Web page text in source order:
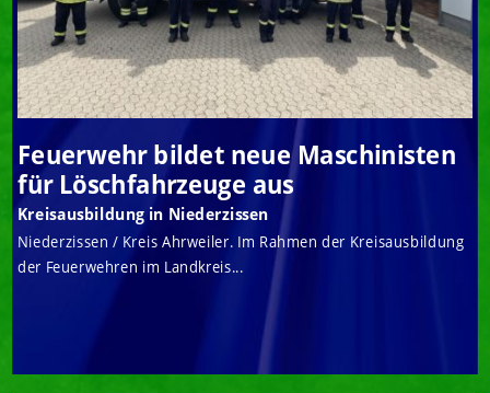
Feuerwehr bildet neue Maschinisten
für Löschfahrzeuge aus
Kreisausbildung in Niederzissen
Niederzissen / Kreis Ahrweiler. Im Rahmen der Kreisausbildung
der Feuerwehren im Landkreis...